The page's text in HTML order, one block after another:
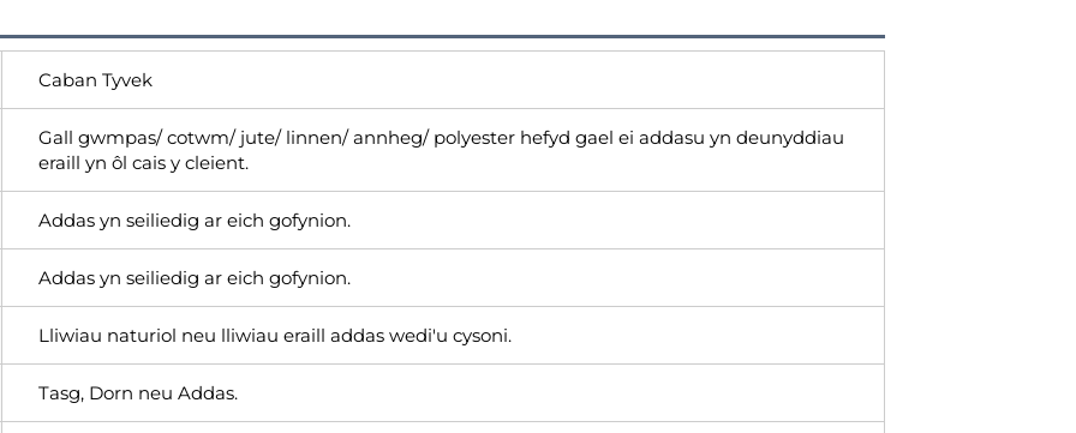
Caban Tyvek
Gall gwmpas/ cotwm/ jute/ linnen/ annheg/ polyester hefyd gael ei addasu yn deunyddiau
eraill yn ôl cais y cleient.
Addas yn seiliedig ar eich gofynion.
Addas yn seiliedig ar eich gofynion.
Lliwiau naturiol neu lliwiau eraill addas wedi'u cysoni.
Tasg, Dorn neu Addas.